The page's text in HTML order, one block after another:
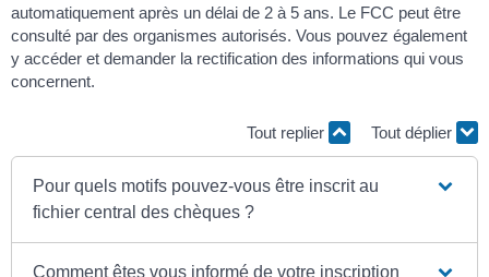
automatiquement après un délai de 2 à 5 ans. Le FCC peut être
consulté par des organismes autorisés. Vous pouvez également
y accéder et demander la rectification des informations qui vous
concernent.
Tout replier Tout déplier
Pour quels motifs pouvez-vous être inscrit au
fichier central des chèques ?
Comment êtes vous informé de votre inscription